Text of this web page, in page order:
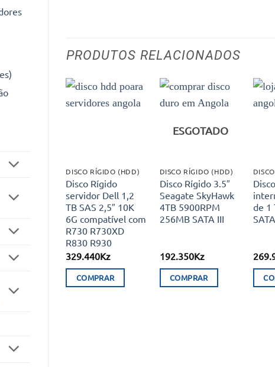
PRODUTOS RELACIONADOS
DISCO RÍGIDO (HDD)
Disco Rígido
servidor Dell 1,2
TB SAS 2,5″ 10K
6G compatível com
R730 R730XD
R830 R930
329.440Kz
COMPRAR
desejos
ESGOTADO
DISCO RÍGIDO (HDD)
Disco Rígido 3.5″
Seagate SkyHawk
4TB 5900RPM
256MB SATA III
192.350Kz
COMPRAR
de 1